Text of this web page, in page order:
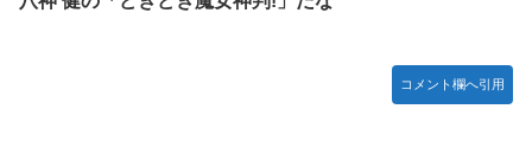
コメント欄へ引用